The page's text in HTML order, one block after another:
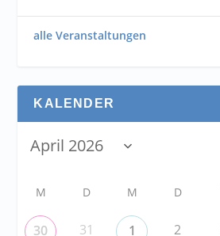
alle Veranstaltungen
KALENDER
M D M D
30 31 1 2